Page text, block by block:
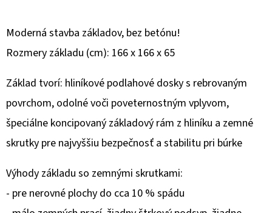
Moderná stavba základov, bez betónu!
Rozmery základu (cm): 166 x 166 x 65
Základ tvorí: hliníkové podlahové dosky s rebrovaným
povrchom, odolné voči poveternostným vplyvom,
špeciálne koncipovaný základový rám z hliníku a zemné
skrutky pre najvyššiu bezpečnosť a stabilitu pri búrke
Výhody základu so zemnými skrutkami:
- pre nerovné plochy do cca 10 % spádu
?
HĽADAŤ
D
P
O